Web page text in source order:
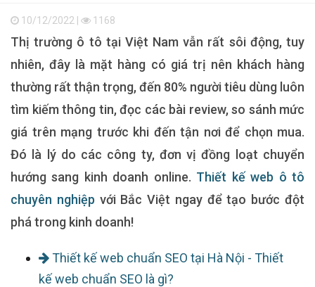
10/12/2022 | 1168
Thị trường ô tô tại Việt Nam vẫn rất sôi động, tuy
nhiên, đây là mặt hàng có giá trị nên khách hàng
thường rất thận trọng, đến 80% người tiêu dùng luôn
tìm kiếm thông tin, đọc các bài review, so sánh mức
giá trên mạng trước khi đến tận nơi để chọn mua.
Đó là lý do các công ty, đơn vị đồng loạt chuyển
hướng sang kinh doanh online. Thiết kế web ô tô
chuyên nghiệp với Bắc Việt ngay để tạo bước đột
phá trong kinh doanh!
Thiết kế web chuẩn SEO tại Hà Nội - Thiết
kế web chuẩn SEO là gì?